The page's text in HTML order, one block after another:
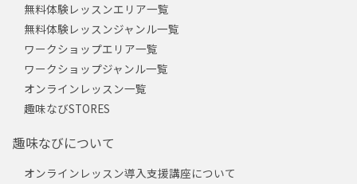
無料体験レッスンエリア一覧
無料体験レッスンジャンル一覧
ワークショップエリア一覧
ワークショップジャンル一覧
オンラインレッスン一覧
趣味なびSTORES
趣味なびについて
オンラインレッスン導入支援講座について